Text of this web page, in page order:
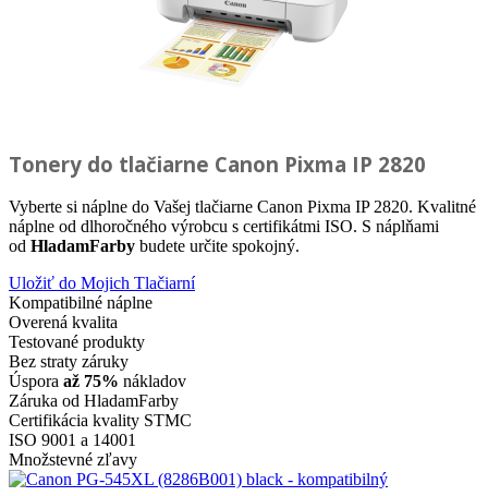
Tonery do tlačiarne Canon Pixma IP 2820
Vyberte si náplne do Vašej tlačiarne Canon Pixma IP 2820. Kvalitné
náplne od dlhoročného výrobcu s certifikátmi ISO. S náplňami
od HladamFarby budete určite spokojný.
Uložiť do Mojich Tlačiarní
Kompatibilné náplne
Overená kvalita
Testované produkty
Bez straty záruky
Úspora až 75% nákladov
Záruka od HladamFarby
Certifikácia kvality STMC
ISO 9001 a 14001
Množstevné zľavy